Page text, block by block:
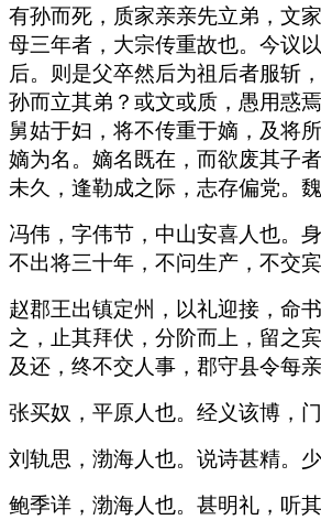
有孙而死，质家亲亲先立弟，文
母三年者，大宗传重故也。今议
后。则是父卒然后为祖后者服斩
孙而立其弟？或文或质，愚用惑
舅姑于妇，将不传重于嫡，及将
嫡为名。嫡名既在，而欲废其子
未久，逢勒成之际，志存偏党。
冯伟，字伟节，中山安喜人也。
不出将三十年，不问生产，不交
赵郡王出镇定州，以礼迎接，命
之，止其拜伏，分阶而上，留之
及还，终不交人事，郡守县令每
张买奴，平原人也。经义该博，
刘轨思，渤海人也。说诗甚精。
鲍季详，渤海人也。甚明礼，听